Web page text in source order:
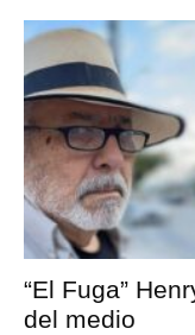
“El Fuga”
del medio